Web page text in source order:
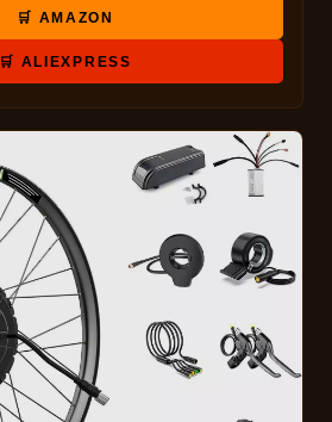
🛒 AMAZON
🛒 ALIEXPRESS